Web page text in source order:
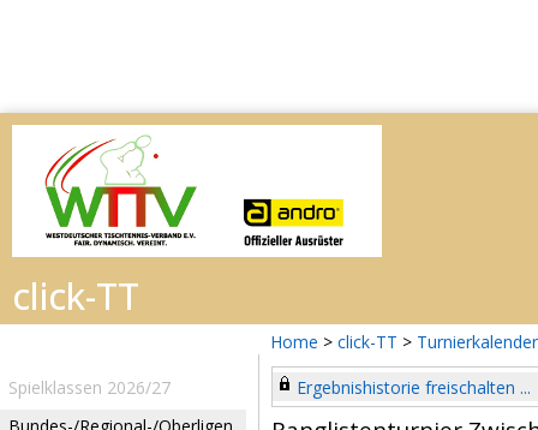
Home > click-TT > Turnierkalender
Spielklassen 2026/27
Ergebnishistorie freischalten ...